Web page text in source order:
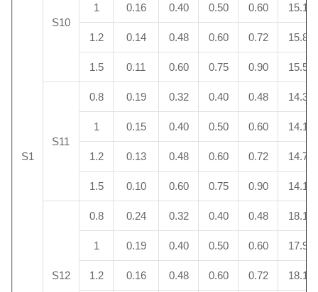
S1
S10
1 0.16 0.40 0.50 0.60 15.1
1.2 0.14 0.48 0.60 0.72 15.8
1.5 0.11 0.60 0.75 0.90 15.5
S11
0.8 0.19 0.32 0.40 0.48 14.3
1 0.15 0.40 0.50 0.60 14.1
1.2 0.13 0.48 0.60 0.72 14.7
1.5 0.10 0.60 0.75 0.90 14.1
S12
0.8 0.24 0.32 0.40 0.48 18.1
1 0.19 0.40 0.50 0.60 17.9
1.2 0.16 0.48 0.60 0.72 18.1